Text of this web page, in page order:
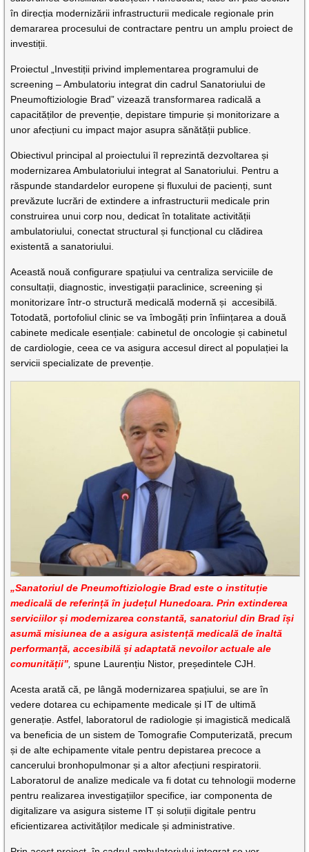
în direcția modernizării infrastructurii medicale regionale prin
demararea procesului de contractare pentru un amplu proiect de
investiții.
Proiectul „Investiții privind implementarea programului de
screening – Ambulatoriu integrat din cadrul Sanatoriului de
Pneumoftiziologie Brad” vizează transformarea radicală a
capacităților de prevenție, depistare timpurie și monitorizare a
unor afecțiuni cu impact major asupra sănătății publice.
Obiectivul principal al proiectului îl reprezintă dezvoltarea și
modernizarea Ambulatoriului integrat al Sanatoriului. Pentru a
răspunde standardelor europene și fluxului de pacienți, sunt
prevăzute lucrări de extindere a infrastructurii medicale prin
construirea unui corp nou, dedicat în totalitate activității
ambulatoriului, conectat structural și funcțional cu clădirea
existentă a sanatoriului.
Această nouă configurare spațiului va centraliza serviciile de
consultații, diagnostic, investigații paraclinice, screening și
monitorizare într-o structură medicală modernă și accesibilă.
Totodată, portofoliul clinic se va îmbogăți prin înființarea a două
cabinete medicale esențiale: cabinetul de oncologie și cabinetul
de cardiologie, ceea ce va asigura accesul direct al populației la
servicii specializate de prevenție.
„Sanatoriul de Pneumoftiziologie Brad este o instituție
medicală de referință în județul Hunedoara. Prin extinderea
serviciilor și modernizarea constantă, sanatoriul din Brad își
asumă misiunea de a asigura asistență medicală de înaltă
performanță, accesibilă și adaptată nevoilor actuale ale
comunității”,spune Laurențiu Nistor, președintele CJH.
Acesta arată că, pe lângă modernizarea spațiului, se are în
vedere dotarea cu echipamente medicale și IT de ultimă
generație. Astfel, laboratorul de radiologie și imagistică medicală
va beneficia de un sistem de Tomografie Computerizată, precum
și de alte echipamente vitale pentru depistarea precoce a
cancerului bronhopulmonar și a altor afecțiuni respiratorii.
Laboratorul de analize medicale va fi dotat cu tehnologii moderne
pentru realizarea investigațiilor specifice, iar componenta de
digitalizare va asigura sisteme IT și soluții digitale pentru
eficientizarea activităților medicale și administrative.